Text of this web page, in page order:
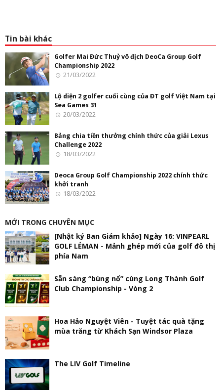
Tin bài khác
Golfer Mai Đức Thuỷ vô địch DeoCa Group Golf
Championship 2022
21/03/2022
Lộ diện 2 golfer cuối cùng của ĐT golf Việt Nam tại
Sea Games 31
20/03/2022
Bảng chia tiền thưởng chính thức của giải Lexus
Challenge 2022
18/03/2022
Deoca Group Golf Championship 2022 chính thức
khởi tranh
18/03/2022
MỚI TRONG CHUYÊN MỤC
[Nhật ký Ban Giám khảo] Ngày 16: VINPEARL
GOLF LÉMAN - Mảnh ghép mới của golf đô thị
phía Nam
Sẵn sàng “bùng nổ” cùng Long Thành Golf
Club Championship - Vòng 2
Hoa Hảo Nguyệt Viên - Tuyệt tác quà tặng
mùa trăng từ Khách Sạn Windsor Plaza
The LIV Golf Timeline